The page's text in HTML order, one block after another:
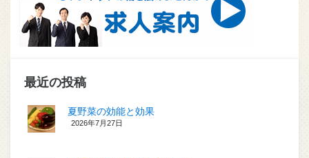
最近の投稿
夏野菜の効能と効果
2026年7月27日